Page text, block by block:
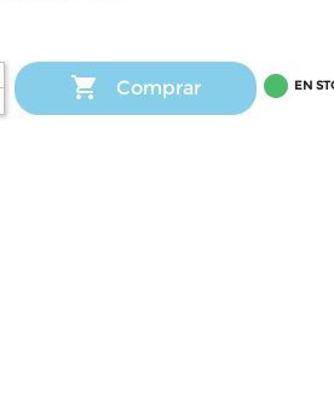
 Comprar  EN